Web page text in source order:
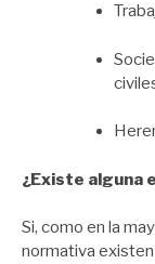
¿Existe alguna
Si, como en la
normativa existen